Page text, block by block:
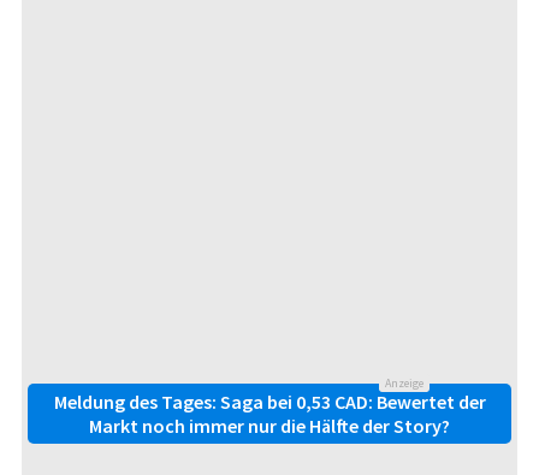
Anzeige
Meldung des Tages: Saga bei 0,53 CAD: Bewertet der
Markt noch immer nur die Hälfte der Story?